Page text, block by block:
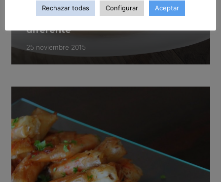
diferente
25 noviembre 2015
Rechazar todas Configurar Aceptar